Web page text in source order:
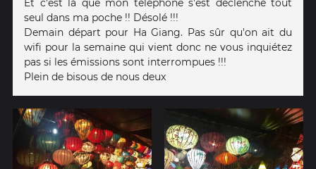
Et c'est là que mon téléphone s'est déclenché tout
seul dans ma poche !! Désolé !!!
Demain départ pour Ha Giang. Pas sûr qu'on ait du
wifi pour la semaine qui vient donc ne vous inquiétez
pas si les émissions sont interrompues !!!
Plein de bisous de nous deux